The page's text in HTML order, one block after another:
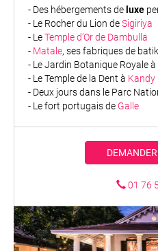
- Des hébergements de luxe
- Le Rocher du Lion deSigiriya
- LeTemple d’Or de Dambulla
- Matale, ses fabriques de
- Le Jardin Botanique Royale à
- Le Temple de la Dent à Kandy
- Deux jours dans le Parc
- Le fort portugais de Galle
01 76